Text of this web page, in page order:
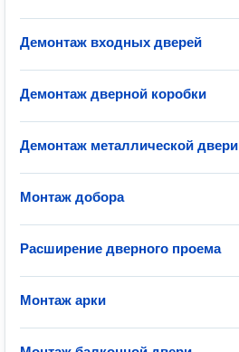
Демонтаж входных дверей
Демонтаж дверной коробки
Демонтаж металлической двери
Монтаж добора
Расширение дверного проема
Монтаж арки